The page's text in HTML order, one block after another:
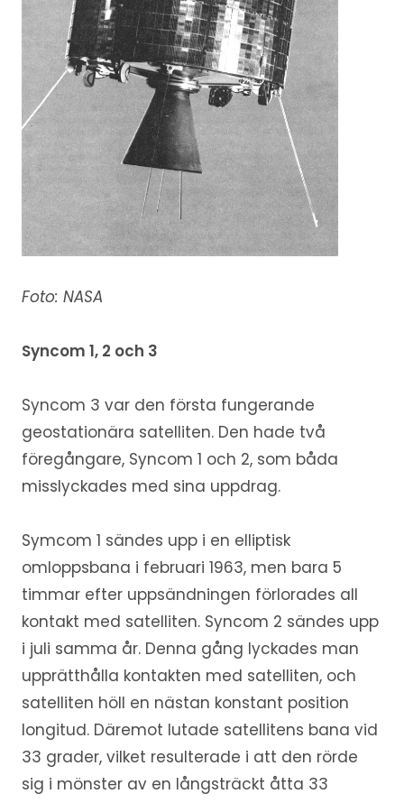
Foto: NASA
Syncom 1, 2 och 3
Syncom 3 var den första fungerande
geostationära satelliten. Den hade två
föregångare, Syncom 1 och 2, som båda
misslyckades med sina uppdrag.
Symcom 1 sändes upp i en elliptisk
omloppsbana i februari 1963, men bara 5
timmar efter uppsändningen förlorades all
kontakt med satelliten. Syncom 2 sändes upp
i juli samma år. Denna gång lyckades man
upprätthålla kontakten med satelliten, och
satelliten höll en nästan konstant position
longitud. Däremot lutade satellitens bana vid
33 grader, vilket resulterade i att den rörde
sig i mönster av en långsträckt åtta 33